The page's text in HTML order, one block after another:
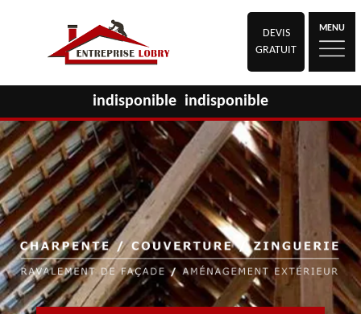
DEVIS
GRATUIT
MENU
indisponible indisponible